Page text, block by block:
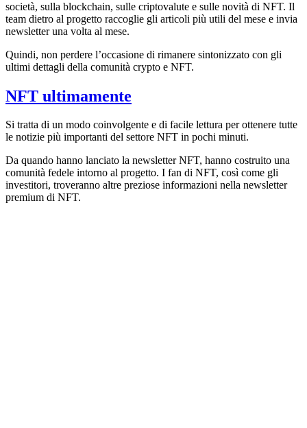
società, sulla blockchain, sulle criptovalute e sulle novità di NFT. Il
team dietro al progetto raccoglie gli articoli più utili del mese e invia
newsletter una volta al mese.
Quindi, non perdere l’occasione di rimanere sintonizzato con gli
ultimi dettagli della comunità crypto e NFT.
NFT ultimamente
Si tratta di un modo coinvolgente e di facile lettura per ottenere tutte
le notizie più importanti del settore NFT in pochi minuti.
Da quando hanno lanciato la newsletter NFT, hanno costruito una
comunità fedele intorno al progetto. I fan di NFT, così come gli
investitori, troveranno altre preziose informazioni nella newsletter
premium di NFT.